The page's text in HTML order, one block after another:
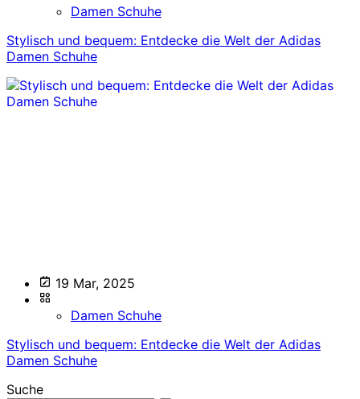
Damen Schuhe
Stylisch und bequem: Entdecke die Welt der Adidas
Damen Schuhe
19 Mar, 2025
Damen Schuhe
Stylisch und bequem: Entdecke die Welt der Adidas
Damen Schuhe
Suche